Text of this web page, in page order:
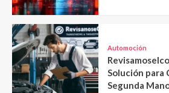
Automoción
Solución para
Segunda